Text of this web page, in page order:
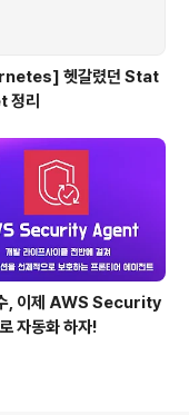
헷갈렸던 Stat
리
, 이제 AWS Security
자동화 하자!